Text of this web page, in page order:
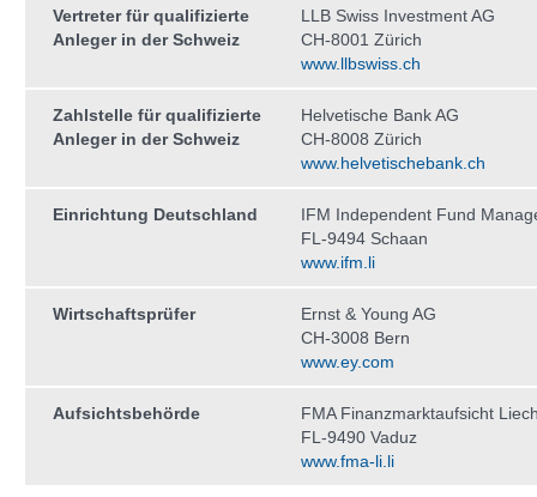
Vertreter für qualifizierte
Anleger in der Schweiz
LLB Swiss Investment AG
CH-8001 Zürich
www.llbswiss.ch
Zahlstelle für qualifizierte
Anleger in der Schweiz
Helvetische Bank AG
CH-8008 Zürich
www.helvetischebank.ch
Einrichtung Deutschland
IFM Independent Fund
FL-9494 Schaan
www.ifm.li
Wirtschaftsprüfer
Ernst & Young AG
CH-3008 Bern
www.ey.com
Aufsichtsbehörde
FMA Finanzmarktaufsicht
FL-9490 Vaduz
www.fma-li.li